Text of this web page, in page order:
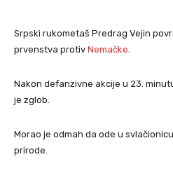
Srpski rukometaš Predrag Vejin
prvenstva protiv Nemačke
Nakon defanzivne akcije u 23.
je zglob.
Morao je odmah da ode u
prirode.